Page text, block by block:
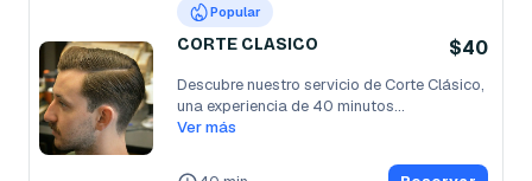
Popular
CORTE CLASICO $40
Descubre nuestro servicio de Corte Clásico,
una experiencia de 40 minutos...
Ver más